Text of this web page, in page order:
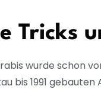
Tricks
wurde schon
bis 1991